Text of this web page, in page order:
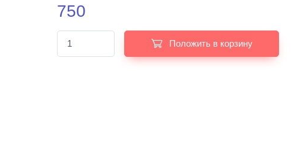
750
Положить в корзину